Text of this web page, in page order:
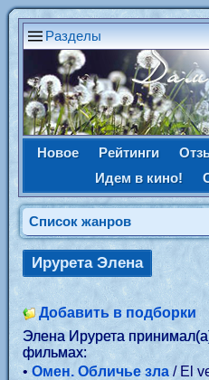
Разделы
Новое Рейтинги
Идем в кино!
Список жанров
Ирурета Элена
Добавить в подборки
Элена Ирурета
фильмах:
•Омен. Обличье зла / El